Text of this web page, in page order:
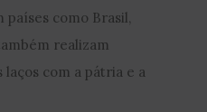
como Brasil,
realizam
com a pátria e a